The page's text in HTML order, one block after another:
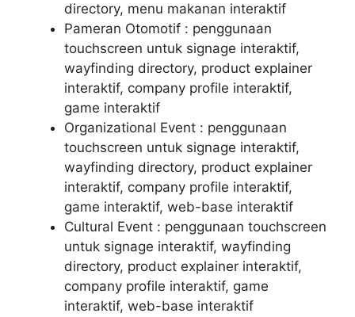
directory, menu makanan interaktif
Pameran Otomotif : penggunaan
touchscreen untuk signage interaktif,
wayfinding directory, product explainer
interaktif, company profile interaktif,
game interaktif
Organizational Event : penggunaan
touchscreen untuk signage interaktif,
wayfinding directory, product explainer
interaktif, company profile interaktif,
game interaktif, web-base interaktif
Cultural Event : penggunaan touchscreen
untuk signage interaktif, wayfinding
directory, product explainer interaktif,
company profile interaktif, game
interaktif, web-base interaktif